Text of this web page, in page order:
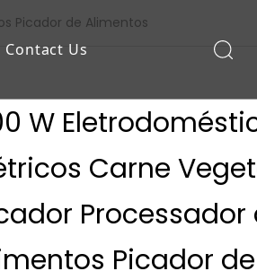
Contact Us
Picador de Alimentos
W
Carne
Processador
Picador de